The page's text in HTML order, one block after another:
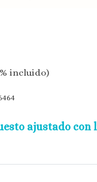
incluido)
ajustado con